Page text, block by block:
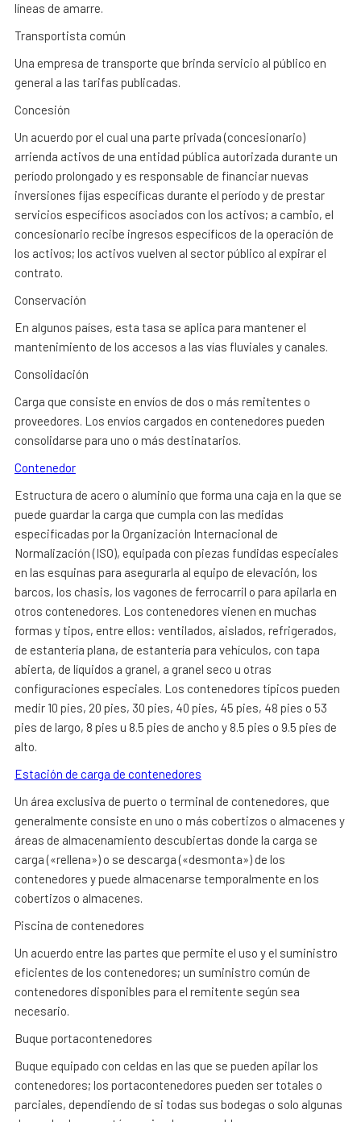
líneas de amarre.
Transportista común
Una empresa de transporte que brinda servicio al público en
general a las tarifas publicadas.
Concesión
Un acuerdo por el cual una parte privada (concesionario)
arrienda activos de una entidad pública autorizada durante un
período prolongado y es responsable de financiar nuevas
inversiones fijas específicas durante el período y de prestar
servicios específicos asociados con los activos; a cambio, el
concesionario recibe ingresos específicos de la operación de
los activos; los activos vuelven al sector público al expirar el
contrato.
Conservación
En algunos países, esta tasa se aplica para mantener el
mantenimiento de los accesos a las vías fluviales y canales.
Consolidación
Carga que consiste en envíos de dos o más remitentes o
proveedores. Los envíos cargados en contenedores pueden
consolidarse para uno o más destinatarios.
Contenedor
Estructura de acero o aluminio que forma una caja en la que se
puede guardar la carga que cumpla con las medidas
especificadas por la Organización Internacional de
Normalización (ISO), equipada con piezas fundidas especiales
en las esquinas para asegurarla al equipo de elevación, los
barcos, los chasis, los vagones de ferrocarril o para apilarla en
otros contenedores. Los contenedores vienen en muchas
formas y tipos, entre ellos: ventilados, aislados, refrigerados,
de estantería plana, de estantería para vehículos, con tapa
abierta, de líquidos a granel, a granel seco u otras
configuraciones especiales. Los contenedores típicos pueden
medir 10 pies, 20 pies, 30 pies, 40 pies, 45 pies, 48 pies o 53
pies de largo, 8 pies u 8.5 pies de ancho y 8.5 pies o 9.5 pies de
alto.
Estación de carga de contenedores
Un área exclusiva de puerto o terminal de contenedores, que
generalmente consiste en uno o más cobertizos o almacenes y
áreas de almacenamiento descubiertas donde la carga se
carga («rellena») o se descarga («desmonta») de los
contenedores y puede almacenarse temporalmente en los
cobertizos o almacenes.
Piscina de contenedores
Un acuerdo entre las partes que permite el uso y el suministro
eficientes de los contenedores; un suministro común de
contenedores disponibles para el remitente según sea
necesario.
Buque portacontenedores
Buque equipado con celdas en las que se pueden apilar los
contenedores; los portacontenedores pueden ser totales o
parciales, dependiendo de si todas sus bodegas o solo algunas